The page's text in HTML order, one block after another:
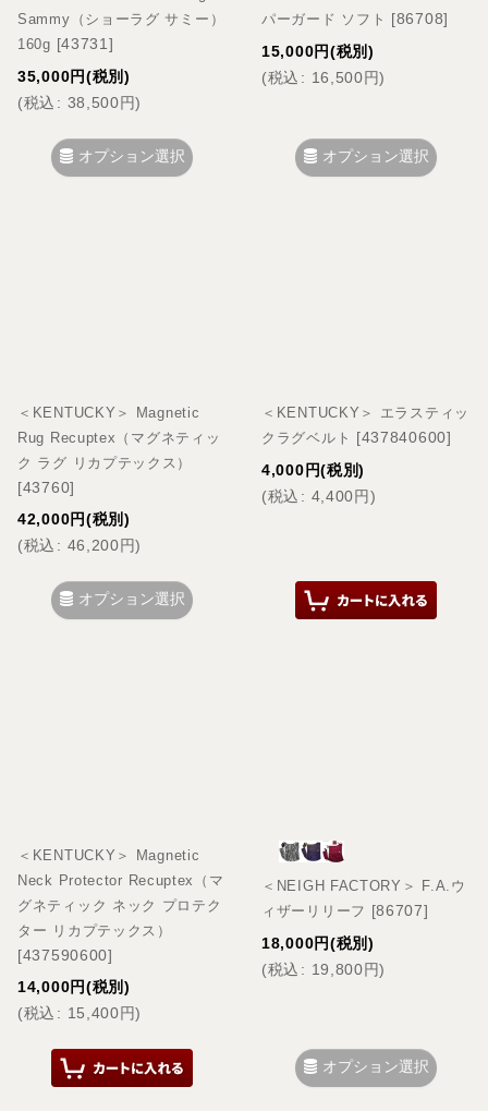
Sammy（ショーラグ サミー）
160g [43731 ]
35,000円(税別)
(税込 : 38,500円)
オプション選択
パーガード ソフト [86708]
15,000円(税別)
(税込 : 16,500円)
オプション選択
＜KENTUCKY＞ Magnetic
Rug Recuptex（マグネティッ
ク ラグ リカプテックス）
[43760]
42,000円(税別)
(税込 : 46,200円)
オプション選択
＜KENTUCKY＞ エラスティッ
クラグベルト [437840600]
4,000 円(税別)
(税込 : 4,400円)
＜KENTUCKY＞ Magnetic
Neck Protector Recuptex（マ
グネティック ネック プロテク
ター リカプテックス）
[437590600]
14,000円(税別)
(税込 : 15,400円)
＜NEIGH FACTORY＞ F.A.ウ
ィザーリリーフ [86707]
18,000円(税別)
(税込 : 19,800円)
オプション選択